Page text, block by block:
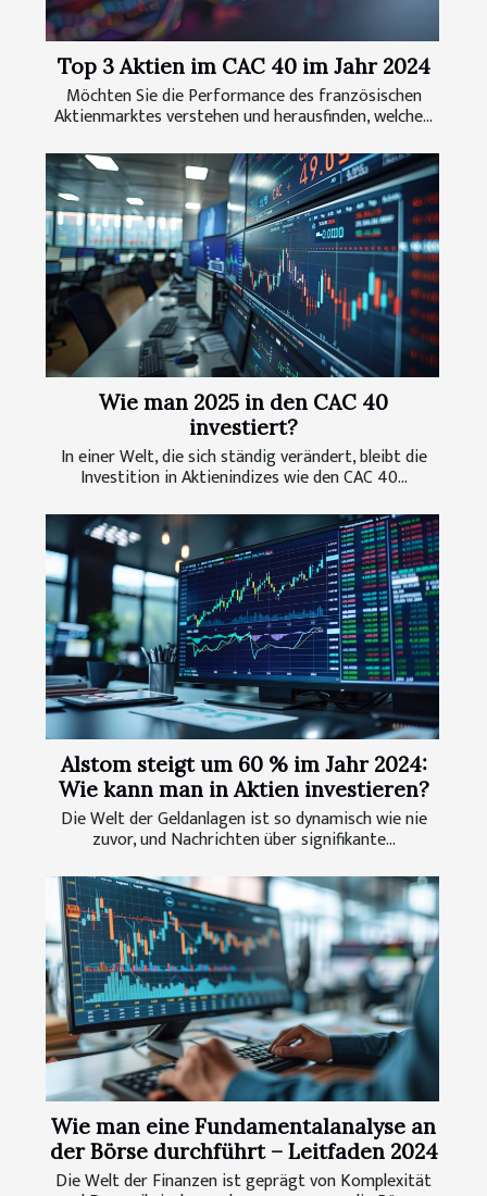
Top 3 Aktien im CAC 40 im Jahr 2024
Möchten Sie die Performance des französischen
Aktienmarktes verstehen und herausfinden, welche...
Wie man 2025 in den CAC 40
investiert?
In einer Welt, die sich ständig verändert, bleibt die
Investition in Aktienindizes wie den CAC 40...
Alstom steigt um 60 % im Jahr 2024:
Wie kann man in Aktien investieren?
Die Welt der Geldanlagen ist so dynamisch wie nie
zuvor, und Nachrichten über signifikante...
Wie man eine Fundamentalanalyse an
der Börse durchführt – Leitfaden 2024
Die Welt der Finanzen ist geprägt von Komplexität